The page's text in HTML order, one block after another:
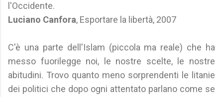
l'Occidente.
Luciano Canfora, Esportare la libertà, 2007
C'è una parte dell'Islam (piccola ma reale) che ha
messo fuorilegge noi, le nostre scelte, le nostre
abitudini. Trovo quanto meno sorprendenti le litanie
dei politici che dopo ogni attentato parlano come se